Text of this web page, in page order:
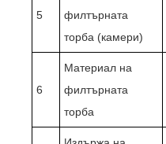
5
филтърната
торба (камери)
6
Материал на
филтърната
торба